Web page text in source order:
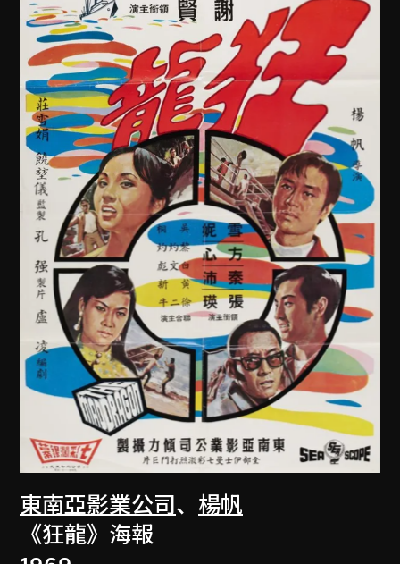
東南亞影業公司 、 楊帆
《狂龍》海報